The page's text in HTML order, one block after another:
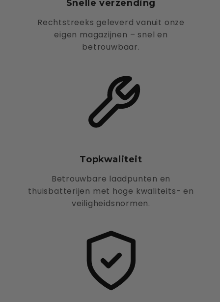
Snelle verzending
Rechtstreeks geleverd vanuit onze
eigen magazijnen – snel en
betrouwbaar.
Topkwaliteit
Betrouwbare laadpunten en
thuisbatterijen met hoge kwaliteits- en
veiligheidsnormen.